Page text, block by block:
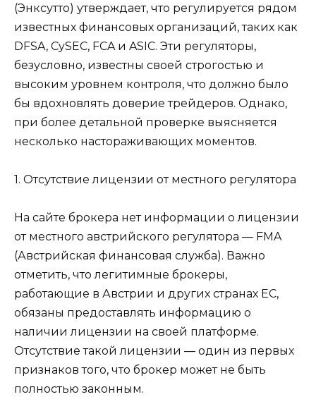
(Энксутто) утверждает, что регулируется рядом
известных финансовых организаций, таких как
DFSA, CySEC, FCA и ASIC. Эти регуляторы,
безусловно, известны своей строгостью и
высоким уровнем контроля, что должно было
бы вдохновлять доверие трейдеров. Однако,
при более детальной проверке выясняется
несколько настораживающих моментов.
1. Отсутствие лицензии от местного регулятора
На сайте брокера нет информации о лицензии
от местного австрийского регулятора — FMA
(Австрийская финансовая служба). Важно
отметить, что легитимные брокеры,
работающие в Австрии и других странах ЕС,
обязаны предоставлять информацию о
наличии лицензии на своей платформе.
Отсутствие такой лицензии — один из первых
признаков того, что брокер может не быть
полностью законным.